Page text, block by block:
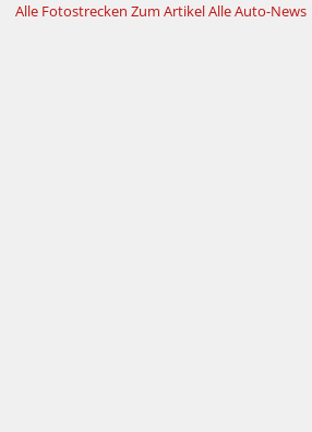
Alle Fotostrecken Zum ArtikelAlle Auto-News